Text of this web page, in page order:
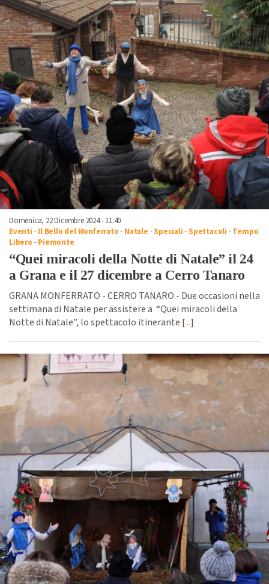
Domenica, 22 Dicembre 2024 - 11:40
Eventi -Il Bello del Monferrato- Natale -Speciali-Spettacoli -Tempo
Libero -Piemonte
“Quei miracoli della Notte di Natale” il 24
a Grana e il 27 dicembre a Cerro Tanaro
GRANA MONFERRATO - CERRO TANARO - Due occasioni nella
settimana di Natale per assistere a “Quei miracoli della
Notte di Natale”, lo spettacolo itinerante [...]